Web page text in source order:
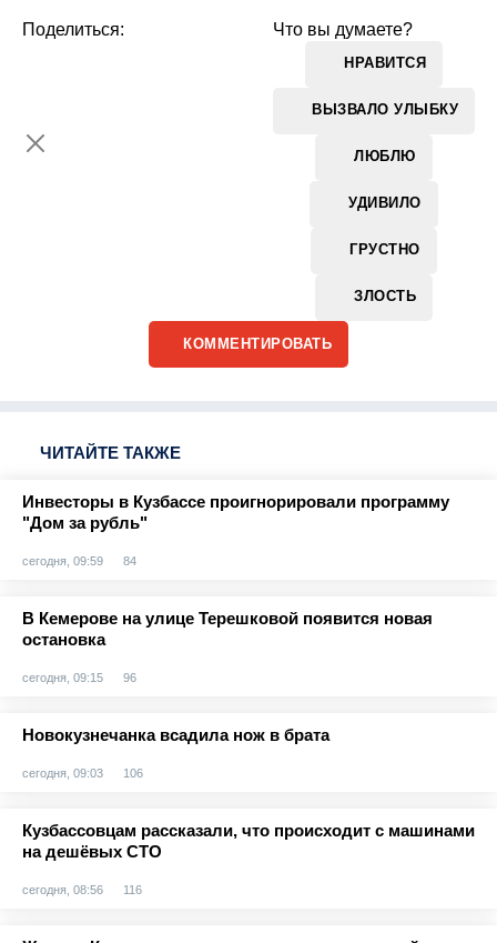
Что вы думаете?
НРАВИТСЯ
ВЫЗВАЛО УЛЫБКУ
ЛЮБЛЮ
УДИВИЛО
ГРУСТНО
ЗЛОСТЬ
Поделиться:
КОММЕНТИРОВАТЬ
ЧИТАЙТЕ ТАКЖЕ
Инвесторы в Кузбассе проигнорировали программу
"Дом за рубль"
сегодня, 09:59 84
В Кемерове на улице Терешковой появится новая
остановка
сегодня, 09:15 96
Новокузнечанка всадила нож в брата
сегодня, 09:03 106
Кузбассовцам рассказали, что происходит с машинами
на дешёвых СТО
сегодня, 08:56 116